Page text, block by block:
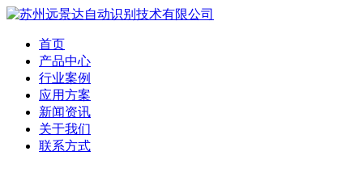
首页
产品中心
行业案例
应用方案
新闻资讯
关于我们
联系方式